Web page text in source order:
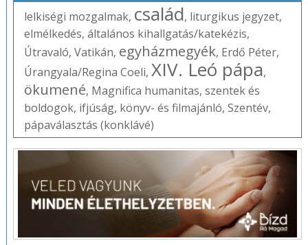
lelkiségi mozgalmak, család, liturgikus jegyzet,
elmélkedés, általános kihallgatás/katekézis,
Útravaló, Vatikán, egyházmegyék, Erdő Péter,
Úrangyala/Regina Coeli, XIV. Leó pápa,
ökumené, Magnifica humanitas, szentek és
boldogok, ifjúság, könyv- és filmajánló, Szentév,
pápaválasztás (konklávé)